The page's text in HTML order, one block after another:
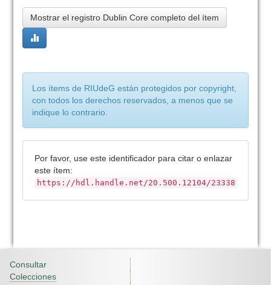
Mostrar el registro Dublin Core completo del ítem
Los ítems de RIUdeG están protegidos por copyright,
con todos los derechos reservados, a menos que se
indique lo contrario.
Por favor, use este identificador para citar o enlazar
este ítem:
https://hdl.handle.net/20.500.12104/23338
Consultar
Colecciones